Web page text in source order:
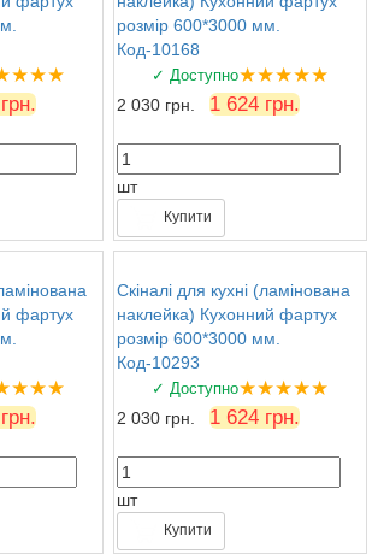
розмір 600*3000 мм.
Код-10168
✓ Доступно★★★★★
2 030 грн. 1 624 грн.
шт
Купити
фартух
Скіналі для кухні (ламінована
наклейка) Кухонний фартух
розмір 600*3000 мм.
Код-10293
✓ Доступно★★★★★
2 030 грн. 1 624 грн.
шт
Купити